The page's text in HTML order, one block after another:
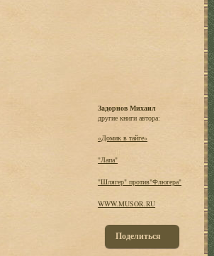
Задорнов Михаил
другие книги автора:
«Домик в тайге»
"Лапа"
"Шлягер" против"Флюгера"
WWW.MUSOR.RU
Поделиться